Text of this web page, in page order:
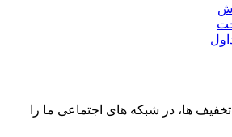
ها، در شبکه های اجتماعی ما را